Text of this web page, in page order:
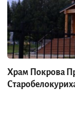
Храм Покрова